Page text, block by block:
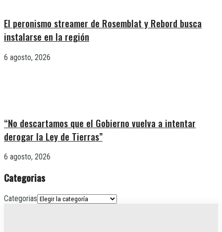
El peronismo streamer de Rosemblat y Rebord busca
instalarse en la región
6 agosto, 2026
“No descartamos que el Gobierno vuelva a intentar
derogar la Ley de Tierras”
6 agosto, 2026
Categorias
Categorias